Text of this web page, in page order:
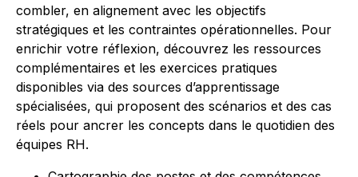
combler, en alignement avec les objectifs
stratégiques et les contraintes opérationnelles. Pour
enrichir votre réflexion, découvrez les ressources
complémentaires et les exercices pratiques
disponibles via des sources d’apprentissage
spécialisées, qui proposent des scénarios et des cas
réels pour ancrer les concepts dans le quotidien des
équipes RH.